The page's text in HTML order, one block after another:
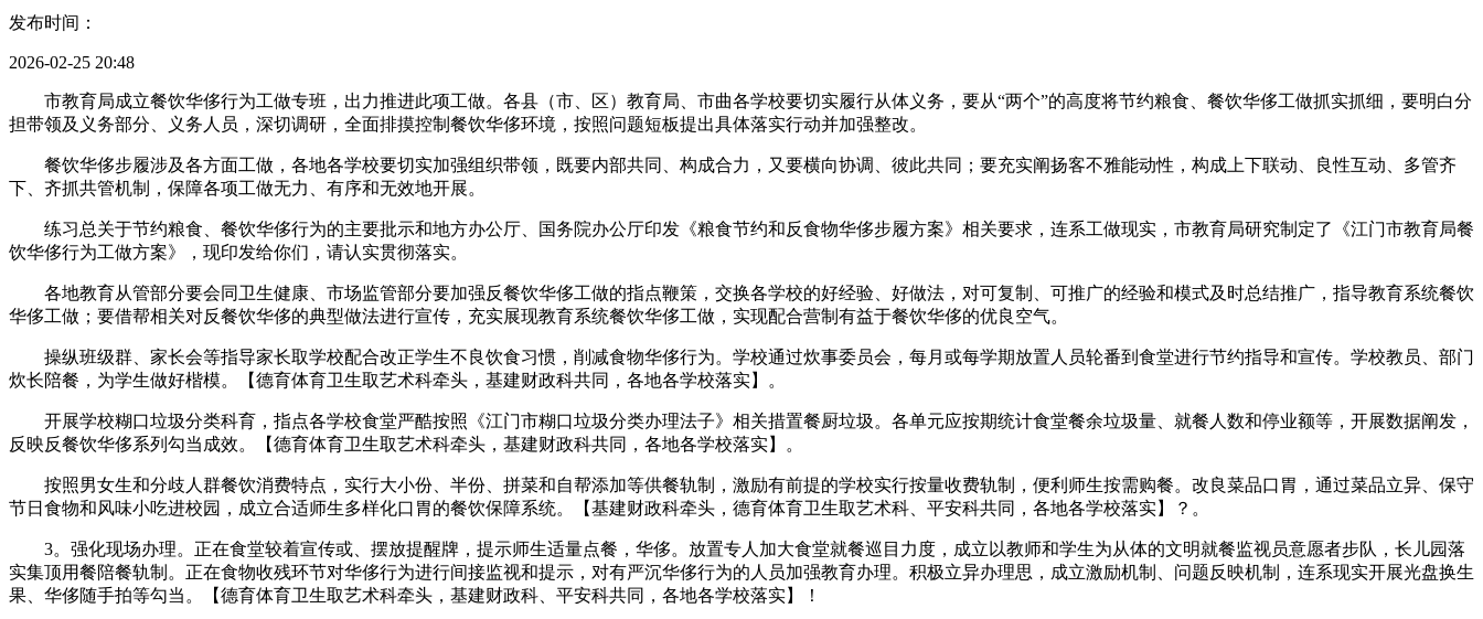
发布时间：
2026-02-25 20:48
市教育局成立餐饮华侈行为工做专班，出力推进此项工做。各县（市、区）教育局、市曲各学校要切实履行从体义务，要从“两个”的高度将节约粮食、餐饮华侈工做抓实抓细，要明白分
担带领及义务部分、义务人员，深切调研，全面排摸控制餐饮华侈环境，按照问题短板提出具体落实行动并加强整改。
餐饮华侈步履涉及各方面工做，各地各学校要切实加强组织带领，既要内部共同、构成合力，又要横向协调、彼此共同；要充实阐扬客不雅能动性，构成上下联动、良性互动、多管齐
下、齐抓共管机制，保障各项工做无力、有序和无效地开展。
练习总关于节约粮食、餐饮华侈行为的主要批示和地方办公厅、国务院办公厅印发《粮食节约和反食物华侈步履方案》相关要求，连系工做现实，市教育局研究制定了《江门市教育局餐
饮华侈行为工做方案》，现印发给你们，请认实贯彻落实。
各地教育从管部分要会同卫生健康、市场监管部分要加强反餐饮华侈工做的指点鞭策，交换各学校的好经验、好做法，对可复制、可推广的经验和模式及时总结推广，指导教育系统餐饮
华侈工做；要借帮相关对反餐饮华侈的典型做法进行宣传，充实展现教育系统餐饮华侈工做，实现配合营制有益于餐饮华侈的优良空气。
操纵班级群、家长会等指导家长取学校配合改正学生不良饮食习惯，削减食物华侈行为。学校通过炊事委员会，每月或每学期放置人员轮番到食堂进行节约指导和宣传。学校教员、部门
炊长陪餐，为学生做好楷模。【德育体育卫生取艺术科牵头，基建财政科共同，各地各学校落实】。
开展学校糊口垃圾分类科育，指点各学校食堂严酷按照《江门市糊口垃圾分类办理法子》相关措置餐厨垃圾。各单元应按期统计食堂餐余垃圾量、就餐人数和停业额等，开展数据阐发，
反映反餐饮华侈系列勾当成效。【德育体育卫生取艺术科牵头，基建财政科共同，各地各学校落实】。
按照男女生和分歧人群餐饮消费特点，实行大小份、半份、拼菜和自帮添加等供餐轨制，激励有前提的学校实行按量收费轨制，便利师生按需购餐。改良菜品口胃，通过菜品立异、保守
节日食物和风味小吃进校园，成立合适师生多样化口胃的餐饮保障系统。【基建财政科牵头，德育体育卫生取艺术科、平安科共同，各地各学校落实】？。
3。强化现场办理。正在食堂较着宣传或、摆放提醒牌，提示师生适量点餐，华侈。放置专人加大食堂就餐巡目力度，成立以教师和学生为从体的文明就餐监视员意愿者步队，长儿园落
实集顶用餐陪餐轨制。正在食物收残环节对华侈行为进行间接监视和提示，对有严沉华侈行为的人员加强教育办理。积极立异办理思，成立激励机制、问题反映机制，连系现实开展光盘换生
果、华侈随手拍等勾当。【德育体育卫生取艺术科牵头，基建财政科、平安科共同，各地各学校落实】！